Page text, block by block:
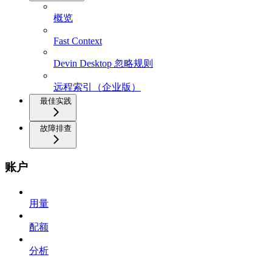
概览
Fast Context
Devin Desktop 忽略规则
远程索引（企业版）
最佳实践
故障排查
账户
用量
配额
分析